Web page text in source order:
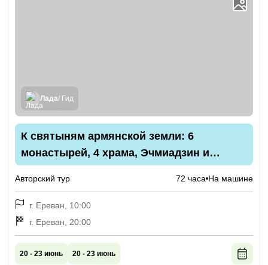
Лада/ Гид
К святыням армянской земли: 6
монастырей, 4 храма, Эчмиадзин и
Авторский тур 72 часа На машине
г. Ереван, 10:00
г. Ереван, 20:00
20 - 23 июнь 20 - 23 июнь